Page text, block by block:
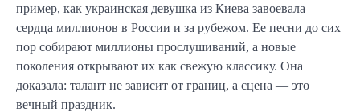
пример, как украинская девушка из Киева завоевала
сердца миллионов в России и за рубежом. Ее песни до сих
пор собирают миллионы прослушиваний, а новые
поколения открывают их как свежую классику. Она
доказала: талант не зависит от границ, а сцена — это
вечный праздник.